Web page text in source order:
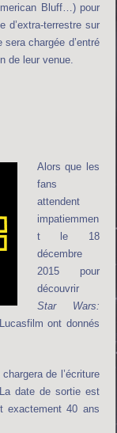
Bluff…) pour
d’extra-terrestre sur
chargée d’entré
de leur venue.
Alors que les
fans
attendent
impatiemmen
t le 18
décembre
2015 pour
découvrir
Star Wars:
ont donnés
de l’écriture
date de sortie est
exactement 40 ans